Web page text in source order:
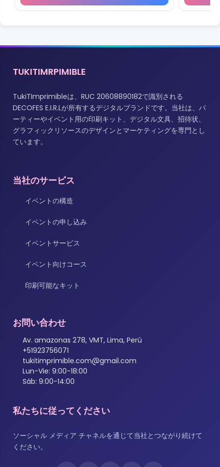
TUKITIMRPIMIBLE
TukiTImprimibleは、RUC 20608890182で識別される
DECOFES E.I.R.Lが所有するデジタルブランドです。当社は、パ
ーティーやイベント用の印刷キット、デジタル文具、招待状、
グラフィックリソースのデザインとマーケティングを専門とし
ています。
当社のサービス
イベントの構造
イベントの申し込み
イベントサービス
イベント向けコース
印刷可能なキット
お問い合わせ
Av. amazonas 278, VMT, Lima, Perú
+51923756071
tukitimprimible.com@gmail.com
Lun-Vie: 9:00-18:00
Sáb: 9:00-14:00
私たちに従ってください
ソーシャル メディア チャネルを通じて当社とつながり続けて
ください。